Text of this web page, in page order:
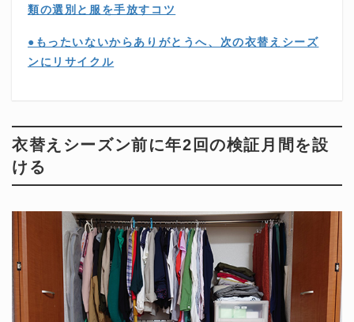
類の選別と服を手放すコツ
●もったいないからありがとうへ、次の衣替えシーズ
ンにリサイクル
衣替えシーズン前に年2回の検証月間を設
ける